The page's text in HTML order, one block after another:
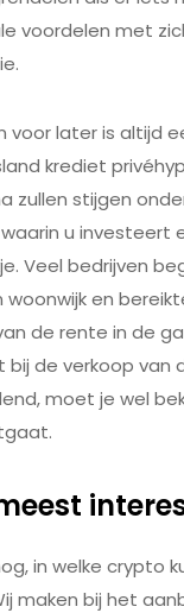
voordelen met
voor later is altijd
krediet
zullen stijgen
u investeert
Veel bedrijven
woonwijk en
de rente in de
de verkoop van
moet je wel
in welke crypto
maken bij het